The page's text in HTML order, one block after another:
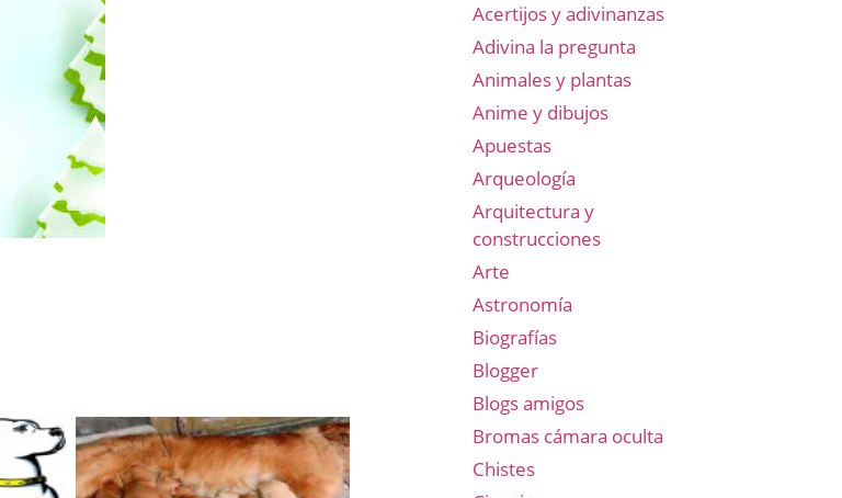
Acertijos y adivinanzas
Adivina la pregunta
Animales y plantas
Anime y dibujos
Apuestas
Arqueología
Arquitectura y
construcciones
Arte
Astronomía
Biografías
Blogger
Blogs amigos
Bromas cámara oculta
Chistes